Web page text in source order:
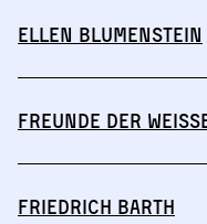
Ellen Blumenstein
Freunde der
Friedrich Barth